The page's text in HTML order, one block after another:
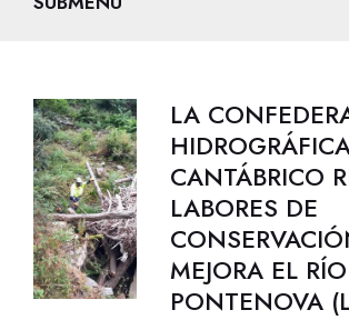
LA
CANTÁBRICO
LABORES DE
MEJORA EL
PONTENOVA